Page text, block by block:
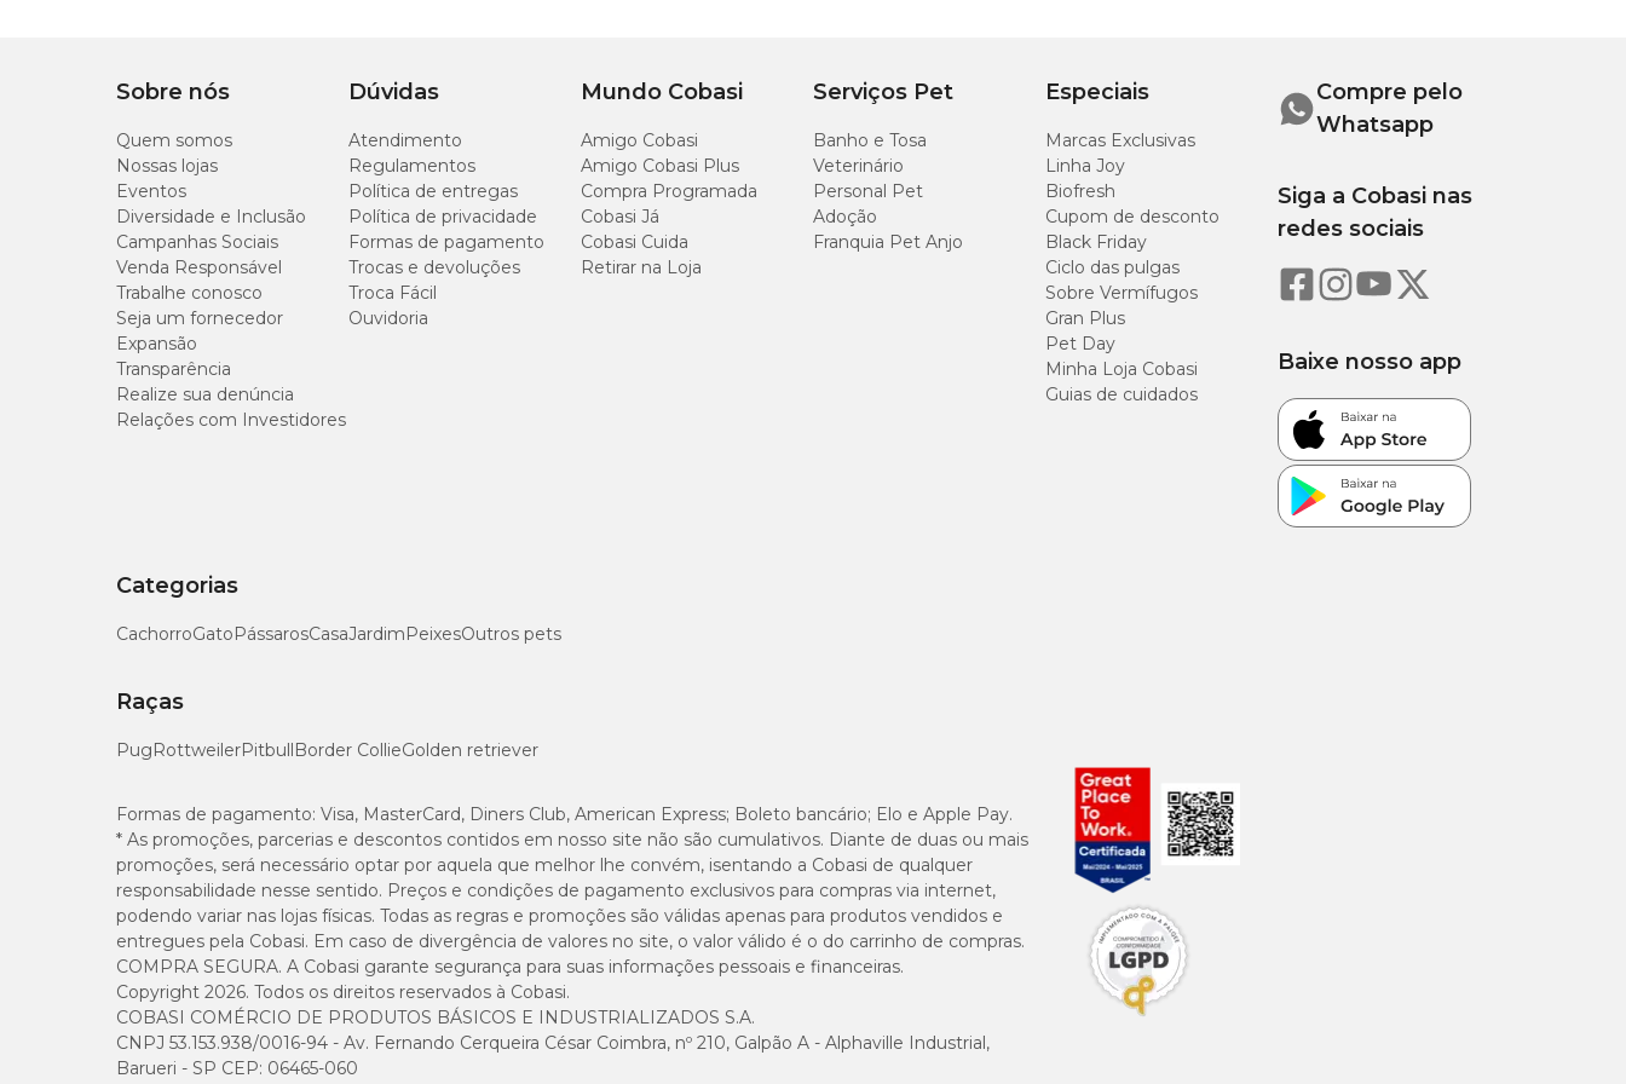
Sobre nós
Quem somos
Nossas lojas
Eventos
Diversidade e Inclusão
Campanhas Sociais
Venda Responsável
Trabalhe conosco
Seja um fornecedor
Expansão
Transparência
Realize sua denúncia
Relações com Investidores
Dúvidas
Atendimento
Regulamentos
Política de entregas
Política de privacidade
Formas de pagamento
Trocas e devoluções
Troca Fácil
Ouvidoria
Mundo Cobasi
Amigo Cobasi
Amigo Cobasi Plus
Compra Programada
Cobasi Já
Cobasi Cuida
Retirar na Loja
Serviços Pet
Banho e Tosa
Veterinário
Personal Pet
Adoção
Franquia Pet Anjo
Especiais
Marcas Exclusivas
Linha Joy
Biofresh
Cupom de desconto
Black Friday
Ciclo das pulgas
Sobre Vermífugos
Gran Plus
Pet Day
Minha Loja Cobasi
Guias de cuidados
Categorias
CachorroGatoPássarosCasaJardimPeixesOutros pets
Raças
PugRottweilerPitbullBorder CollieGolden retriever
Compre pelo
Whatsapp
Siga a Cobasi nas
redes sociais
Baixe nosso app
Formas de pagamento: Visa, MasterCard, Diners Club, American Express; Boleto bancário; Elo e Apple Pay.
* As promoções, parcerias e descontos contidos em nosso site não são cumulativos. Diante de duas ou mais
promoções, será necessário optar por aquela que melhor lhe convém, isentando a Cobasi de qualquer
responsabilidade nesse sentido. Preços e condições de pagamento exclusivos para compras via internet,
podendo variar nas lojas físicas. Todas as regras e promoções são válidas apenas para produtos vendidos e
entregues pela Cobasi. Em caso de divergência de valores no site, o valor válido é o do carrinho de compras.
COMPRA SEGURA. A Cobasi garante segurança para suas informações pessoais e financeiras.
Copyright 2026. Todos os direitos reservados à Cobasi.
COBASI COMÉRCIO DE PRODUTOS BÁSICOS E INDUSTRIALIZADOS S.A.
CNPJ 53.153.938/0016-94 - Av. Fernando Cerqueira César Coimbra, nº 210, Galpão A - Alphaville Industrial,
Barueri - SP CEP: 06465-060